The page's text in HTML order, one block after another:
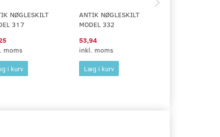
NØGLESKILT
317
moms
i kurv
ANTIK NØGLESKILT
MODEL 332
53,94
inkl. moms
Læg i kurv